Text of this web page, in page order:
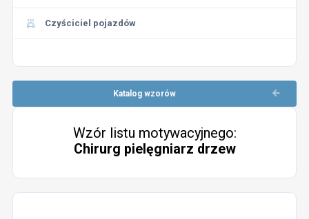
Czyściciel pojazdów
Katalog wzorów
Wzór listu motywacyjnego:
Chirurg pielęgniarz drzew